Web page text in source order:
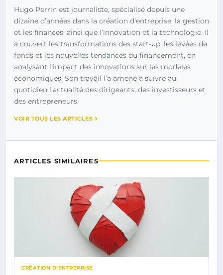
Hugo Perrin est journaliste, spécialisé depuis une
dizaine d’années dans la création d’entreprise, la gestion
et les finances, ainsi que l’innovation et la technologie. Il
a couvert les transformations des start-up, les levées de
fonds et les nouvelles tendances du financement, en
analysant l’impact des innovations sur les modèles
économiques. Son travail l’a amené à suivre au
quotidien l’actualité des dirigeants, des investisseurs et
des entrepreneurs.
VOIR TOUS LES ARTICLES
ARTICLES SIMILAIRES
CRÉATION D’ENTREPRISE